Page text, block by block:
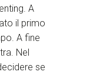
A
il primo
A fine
Nel
se